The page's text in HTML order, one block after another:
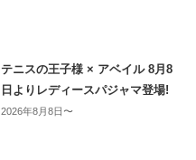
テニスの王子様 × アベイル 8月8
日よりレディースパジャマ登場!
2026年8月8日〜